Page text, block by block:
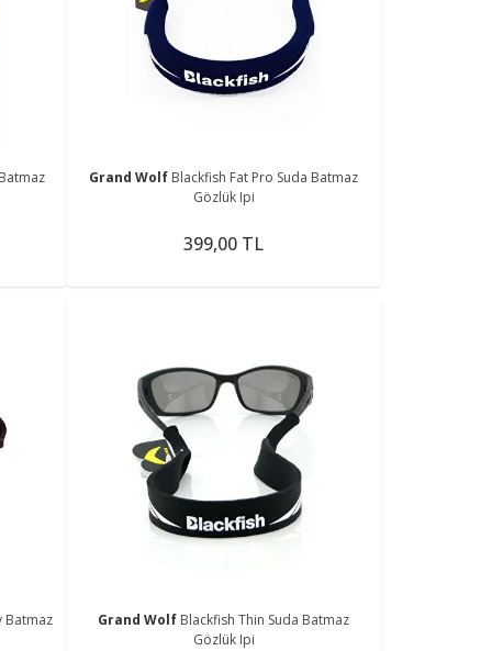
Grand Wolf Blackfish Fat Pro Suda Batmaz
Gözlük Ipi
399,00 TL
Batmaz
Grand Wolf Blackfish Thin Suda Batmaz
Gözlük Ipi